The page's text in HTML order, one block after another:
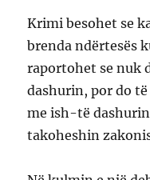
Krimi besohet se
brenda ndërtesës
raportohet se nuk
dashurin, por do
me ish-të
takoheshin